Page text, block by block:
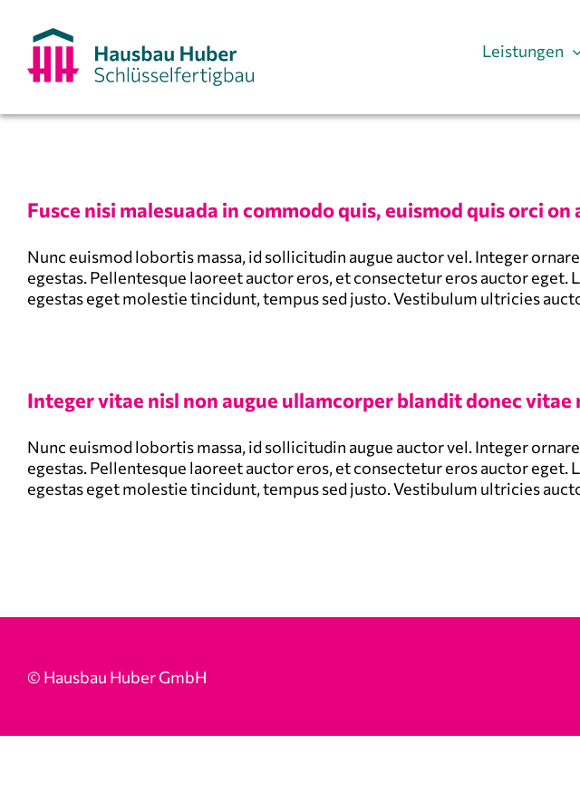
Inhalt
springen
Leistungen
Fusce nisi malesuada in commodo quis, euismod quis orci
Nunc euismod lobortis massa, id sollicitudin augue auctor vel. Integer
egestas. Pellentesque laoreet auctor eros, et consectetur eros auctor
egestas eget molestie tincidunt, tempus sed justo. Vestibulum ultricies
Integer vitae nisl non augue ullamcorper blandit donec vitae
Nunc euismod lobortis massa, id sollicitudin augue auctor vel. Integer
egestas. Pellentesque laoreet auctor eros, et consectetur eros auctor
egestas eget molestie tincidunt, tempus sed justo. Vestibulum ultricies
© Hausbau Huber GmbH